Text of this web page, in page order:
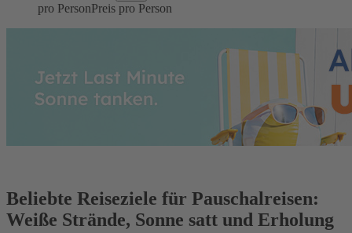
pro PersonPreis pro Person
Beliebte Reiseziele für Pauschalreisen:
Weiße Strände, Sonne satt und Erholung